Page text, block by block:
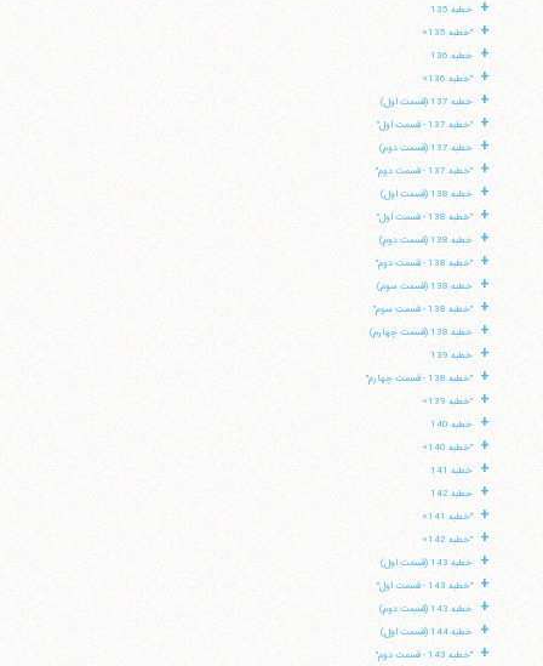
+ خطبه 135
+ "خطبه 135»
+ خطبه 136
+ "خطبه 136»
+ خطبه 137 (قسمت اول)
+ "خطبه 137 - قسمت اول"
+ خطبه 137 (قسمت دوم)
+ "خطبه 137 - قسمت دوم"
+ خطبه 138 (قسمت اول)
+ "خطبه 138 - قسمت اول"
+ خطبه 138 (قسمت دوم)
+ "خطبه 138 - قسمت دوم"
+ خطبه 138 (قسمت سوم)
+ "خطبه 138 - قسمت سوم"
+ خطبه 138 (قسمت چهارم)
+ خطبه 139
+ "خطبه 138 - قسمت چهارم"
+ "خطبه 139»
+ خطبه 140
+ "خطبه 140»
+ خطبه 141
+ خطبه 142
+ "خطبه 141»
+ "خطبه 142»
+ خطبه 143 (قسمت اول)
+ "خطبه 143 - قسمت اول"
+ خطبه 143 (قسمت دوم)
+ خطبه 144 (قسمت اول)
+ "خطبه 143 - قسمت دوم"